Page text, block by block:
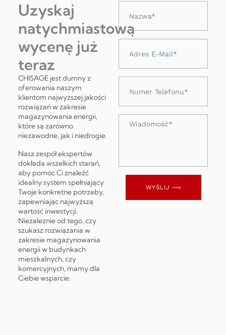
Uzyskaj
natychmiastową
wycenę już
teraz
CHISAGE jest dumny z
oferowania naszym
klientom najwyższej jakości
rozwiązań w zakresie
magazynowania energii,
które są zarówno
niezawodne, jak i niedrogie.
Nasz zespół ekspertów
dokłada wszelkich starań,
aby pomóc Ci znaleźć
idealny system spełniający
Twoje konkretne potrzeby,
zapewniając najwyższą
wartość inwestycji.
Niezależnie od tego, czy
szukasz rozwiązania w
zakresie magazynowania
energii w budynkach
mieszkalnych, czy
komercyjnych, mamy dla
Ciebie wsparcie.
telefonu
WYŚLIJ ⟶